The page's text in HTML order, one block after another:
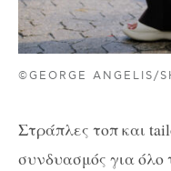
©GEORGE ANGELIS/
Στράπλες τοπ και
συνδυασμός για όλο